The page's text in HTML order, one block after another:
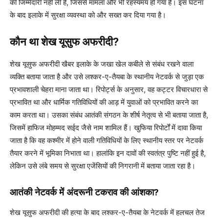
की जिम्मेदारी नहीं ली है, जिससे मामला और भी रहस्यमय हो गया है। इस घटना
के बाद इलाके में सुरक्षा व्यवस्था को और सख्त कर दिया गया है।
कौन था शेख यूसुफ अफरीदी?
शेख यूसुफ अफरीदी खैबर इलाके के जखा खेल कबीले से संबंध रखने वाला
व्यक्ति बताया जाता है और उसे लश्कर-ए-तैयबा के स्थानीय नेटवर्क से जुड़ा एक
प्रभावशाली चेहरा माना जाता था। रिपोर्ट्स के अनुसार, वह कट्टर विचारधारा से
प्रभावित था और धार्मिक गतिविधियों की आड़ में युवाओं को प्रभावित करने का
काम करता था। उसका संबंध आतंकी संगठन के शीर्ष नेतृत्व से भी बताया जाता है,
जिसमें हाफिज मोहम्मद सईद जैसे नाम शामिल हैं। खुफिया रिपोर्टों में दावा किया
जाता है कि वह कश्मीर में होने वाली गतिविधियों के लिए स्थानीय स्तर पर नेटवर्क
तैयार करने में भूमिका निभाता था। हालांकि इन दावों की स्वतंत्र पुष्टि नहीं हुई है,
लेकिन उसे लंबे समय से सुरक्षा एजेंसियों की निगरानी में बताया जाता रहा है।
आतंकी नेटवर्क में अंदरूनी टकराव की आंशका?
शेख यूसुफ अफरीदी की हत्या के बाद लश्कर-ए-तैयबा के नेटवर्क में हलचल तेज